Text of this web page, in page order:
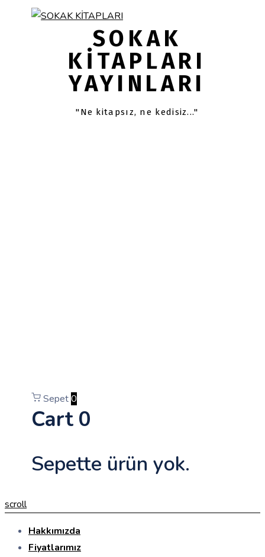
SOKAK
KITAPLARI
YAYINLARI
"Ne kitapsız, ne kedisiz..."
Sepet0
Cart 0
Sepette ürün yok.
scroll
Hakkımızda
Fiyatlarımız